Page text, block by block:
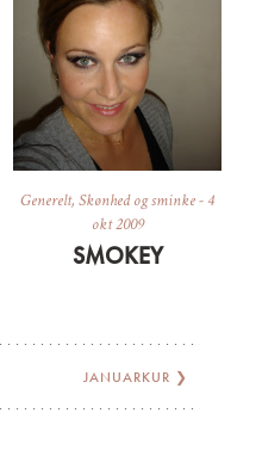
Generelt,Skønhed og sminke-4
okt 2009
SMOKEY
JANUARKUR ❯